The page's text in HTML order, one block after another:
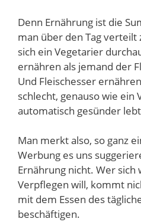
Denn Ernährung ist die
man über den Tag verteilt
sich ein Vegetarier
ernähren als jemand der
Und Fleischesser
schlecht, genauso wie ein
automatisch gesünder
Man merkt also, so ganz
Werbung es uns
Ernährung nicht. Wer sich
Verpflegen will, kommt
mit dem Essen des
beschäftigen.